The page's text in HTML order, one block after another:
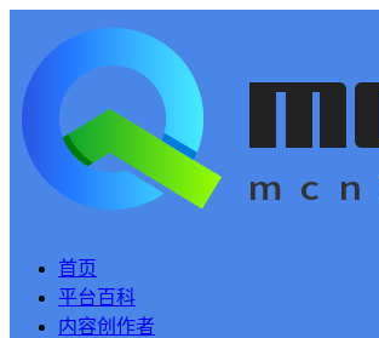
首页
平台百科
内容创作者